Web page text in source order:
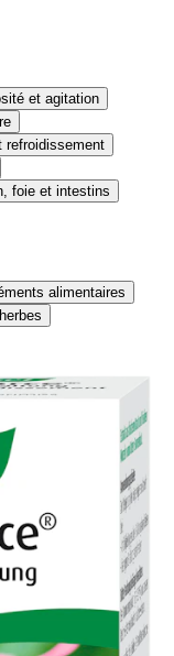
et agitation
refroidissement
foie et intestins
alimentaires